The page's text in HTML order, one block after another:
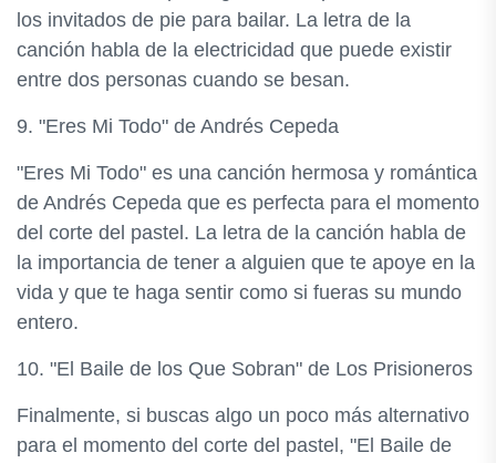
los invitados de pie para bailar. La letra de la
canción habla de la electricidad que puede existir
entre dos personas cuando se besan.
9. "Eres Mi Todo" de Andrés Cepeda
"Eres Mi Todo" es una canción hermosa y romántica
de Andrés Cepeda que es perfecta para el momento
del corte del pastel. La letra de la canción habla de
la importancia de tener a alguien que te apoye en la
vida y que te haga sentir como si fueras su mundo
entero.
10. "El Baile de los Que Sobran" de Los Prisioneros
Finalmente, si buscas algo un poco más alternativo
para el momento del corte del pastel, "El Baile de